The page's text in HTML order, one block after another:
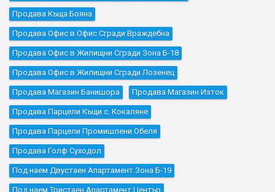
Продава Къщa Бояна
Продава Офис в Офис Сгради Враждебна
Продава Офис в Жилищни Сгради Зона Б-18
Продава Офис в Жилищни Сгради Лозенец
Продава Магазин Банишора Продава Магазин Изток
Продава Парцели Къщи с. Кокаляне
Продава Парцели Промишлени Обеля
Продава Голф Суходол
Под наем Двустаен Апартамент Зона Б-19
Под наем Тристаен Апартамент Център